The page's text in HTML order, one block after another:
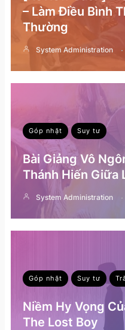
– Làm Điều Bình
Thường
System Administration
Góp nhặt Suy tư
Bài Giảng Vô
Thánh Hiến Giữa
System Administration
Góp nhặt Suy tư
Niềm Hy Vọng
The Lost Boy